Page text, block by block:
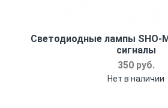
Светодиодные лампы SHO-
сигналы
350 руб.
Нет в наличии